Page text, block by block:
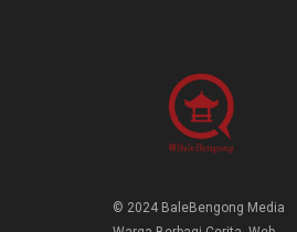
© 2024 BaleBengong Media